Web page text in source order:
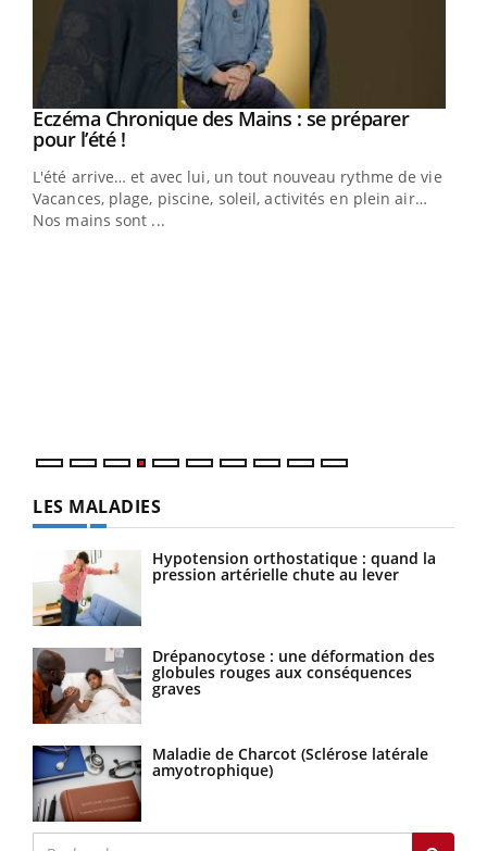
Youtube
Eczéma Chronique des Mains : se préparer
pour l’été !Youtube
L'été arrive… et avec lui, un tout nouveau rythme de vie !
Vacances, plage, piscine, soleil, activités en plein air…
Nos mains sont ...
LES MALADIES
Hypotension orthostatique : quand la
pression artérielle chute au lever
Drépanocytose : une déformation des
globules rouges aux conséquences
graves
Maladie de Charcot (Sclérose latérale
amyotrophique)